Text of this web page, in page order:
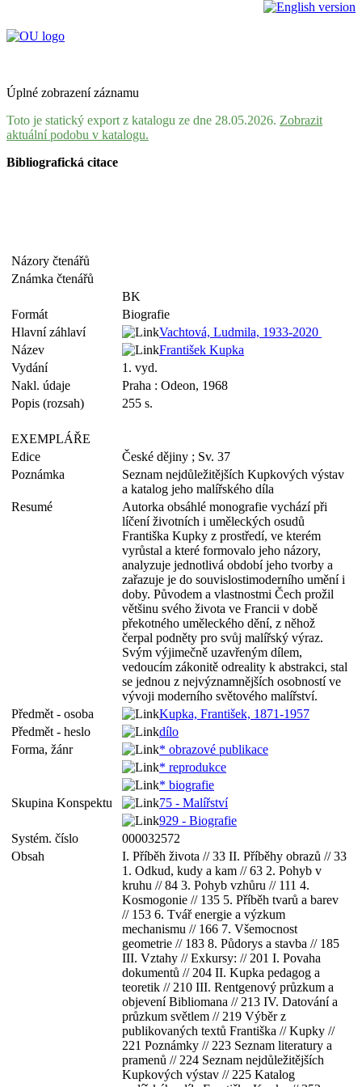
Úplné zobrazení záznamu
Toto je statický export z katalogu ze dne 28.05.2026. Zobrazit
aktuální podobu v katalogu.
Bibliografická citace
Názory čtenářů
Známka čtenářů
BK
Formát
Biografie
Hlavní záhlaví
Vachtová, Ludmila, 1933-2020
Název
František Kupka
Vydání
1. vyd.
Nakl. údaje
Praha : Odeon, 1968
Popis (rozsah)
255 s.
EXEMPLÁŘE
Edice
České dějiny ; Sv. 37
Poznámka
Seznam nejdůležitějších Kupkových výstav
a katalog jeho malířského díla
Resumé
Autorka obsáhlé monografie vychází při
líčení životních i uměleckých osudů
Františka Kupky z prostředí, ve kterém
vyrůstal a které formovalo jeho názory,
analyzuje jednotlivá období jeho tvorby a
zařazuje je do souvislostimoderního umění i
doby. Původem a vlastnostmi Čech prožil
většinu svého života ve Francii v době
překotného uměleckého dění, z něhož
čerpal podněty pro svůj malířský výraz.
Svým výjimečně uzavřeným dílem,
vedoucím zákonitě odreality k abstrakci, stal
se jednou z nejvýznamnějších osobností ve
vývoji moderního světového malířství.
Předmět - osoba
Kupka, František, 1871-1957
Předmět - heslo
dílo
Forma, žánr
* obrazové publikace
* reprodukce
* biografie
Skupina Konspektu
75 - Malířství
929 - Biografie
Systém. číslo
000032572
Obsah
I. Příběh života // 33 II. Příběhy obrazů // 33
1. Odkud, kudy a kam // 63 2. Pohyb v
kruhu // 84 3. Pohyb vzhůru // 111 4.
Kosmogonie // 135 5. Příběh tvarů a barev
// 153 6. Tvář energie a výzkum
mechanismu // 166 7. Všemocnost
geometrie // 183 8. Půdorys a stavba // 185
III. Vztahy // Exkursy: // 201 I. Povaha
dokumentů // 204 II. Kupka pedagog a
teoretik // 210 III. Rentgenový průzkum a
objevení Bibliomana // 213 IV. Datování a
průzkum světlem // 219 Výběr z
publikovaných textů Františka // Kupky //
221 Poznámky // 223 Seznam literatury a
pramenů // 224 Seznam nejdůležitějších
Kupkových výstav // 225 Katalog